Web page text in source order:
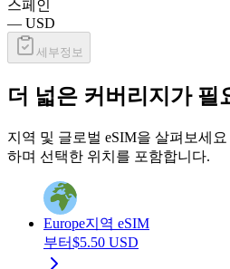
스페인
— USD
세부정보
더 넓은 커버리지가 필
지역 및 글로벌 eSIM을 살펴보세
하며 선택한 위치를 포함합니다.
Europe지역 eSIM
부터$5.50 USD